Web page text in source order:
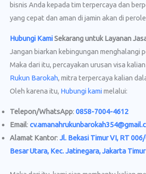
bisnis Anda kepada tim terpercaya dan
yang cepat dan aman di jamin akan di
Hubungi KamiSekarang untuk Layanan
Jangan biarkan kebingungan menghalangi
Maka dari itu, percayakan urusan visa
Rukun Barokah, mitra terpercaya kalian
Oleh karena itu, Hubungi kamimelalui:
Telepon/WhatsApp: 0858-7004-4612
Email:
Alamat Kantor: Jl. Bekasi Timur VI, RT
Besar Utara, Kec. Jatinegara, Jakarta